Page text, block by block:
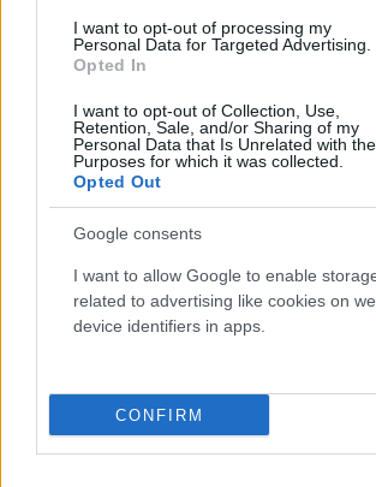
I want to opt-out of processing my
Personal Data for Targeted Advertising.
Opted In
I want to opt-out of Collection, Use,
Retention, Sale, and/or Sharing of my
Personal Data that Is Unrelated with the
Purposes for which it was collected.
Opted Out
Google consents
I want to allow Google to enable
related to advertising like cookies on
device identifiers in apps.
CONFIRM
Το ζευγάρι φέρεται να ζούσε χωριστά ήδη
την Kidman να μην θέλει τον χωρισμό.
Νικόλ Κίντμαν: Η 17χρονη κόρη